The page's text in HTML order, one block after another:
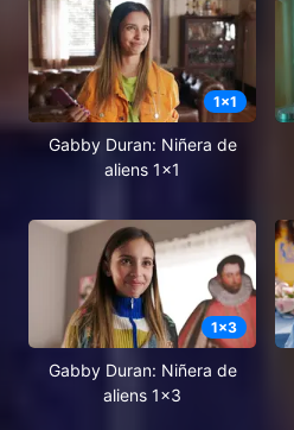
1x1
Gabby Duran: Niñera de
aliens 1x1
1x3
Gabby Duran: Niñera de
aliens 1x3